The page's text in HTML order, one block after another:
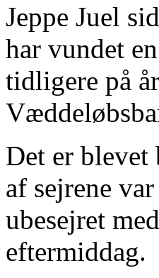
Jeppe Juel
har vundet
tidligere på
Det er
af sejrene
ubesejret
eftermiddag.